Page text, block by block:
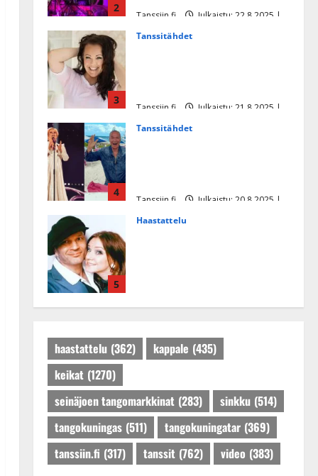
2
Tanssiin.fi
Julkaistu: 22.8.2025 |
3
Tanssitähdet
Tanssiin.fi
Julkaistu: 21.8.2025 |
4
Tanssitähdet
Tanssiin.fi
Julkaistu: 20.8.2025 |
5
Haastattelu
Tanssiin.fi
Julkaistu: 27.4.2025 |
haastattelu (362) kappale (435)
keikat (1270)
seinäjoen tangomarkkinat (283) sinkku (514)
tangokuningas (511) tangokuningatar (369)
tanssiin.fi (317) tanssit (762) video (383)